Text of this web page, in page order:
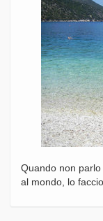
Quando non
al mondo, lo